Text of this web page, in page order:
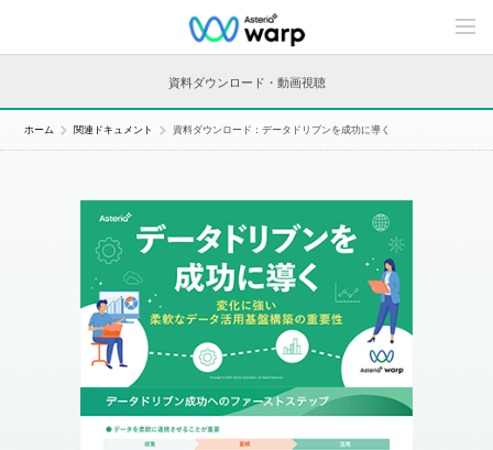
C
n
n
資料ダウンロード・動画視聴
ホーム 関連ドキュメント 資料ダウンロード：データドリブンを成功に導く